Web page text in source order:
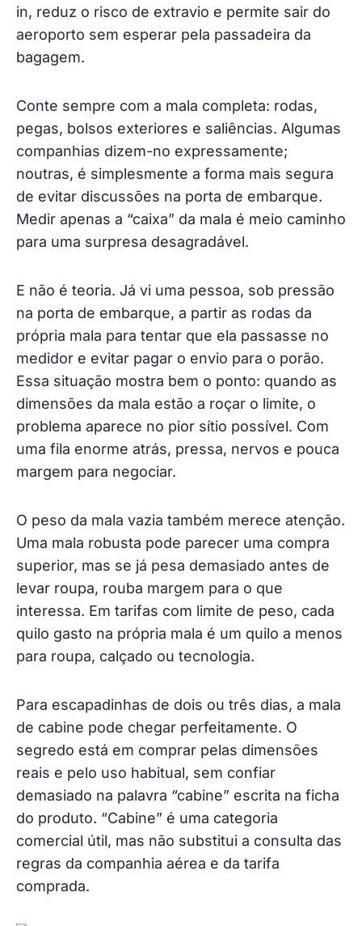
in, reduz o risco de extravio e permite sair do
aeroporto sem esperar pela passadeira da
bagagem.
Conte sempre com a mala completa: rodas,
pegas, bolsos exteriores e saliências. Algumas
companhias dizem-no expressamente;
noutras, é simplesmente a forma mais segura
de evitar discussões na porta de embarque.
Medir apenas a “caixa” da mala é meio caminho
para uma surpresa desagradável.
E não é teoria. Já vi uma pessoa, sob pressão
na porta de embarque, a partir as rodas da
própria mala para tentar que ela passasse no
medidor e evitar pagar o envio para o porão.
Essa situação mostra bem o ponto: quando as
dimensões da mala estão a roçar o limite, o
problema aparece no pior sítio possível. Com
uma fila enorme atrás, pressa, nervos e pouca
margem para negociar.
O peso da mala vazia também merece atenção.
Uma mala robusta pode parecer uma compra
superior, mas se já pesa demasiado antes de
levar roupa, rouba margem para o que
interessa. Em tarifas com limite de peso, cada
quilo gasto na própria mala é um quilo a menos
para roupa, calçado ou tecnologia.
Para escapadinhas de dois ou três dias, a mala
de cabine pode chegar perfeitamente. O
segredo está em comprar pelas dimensões
reais e pelo uso habitual, sem confiar
demasiado na palavra “cabine” escrita na ficha
do produto. “Cabine” é uma categoria
comercial útil, mas não substitui a consulta das
regras da companhia aérea e da tarifa
comprada.